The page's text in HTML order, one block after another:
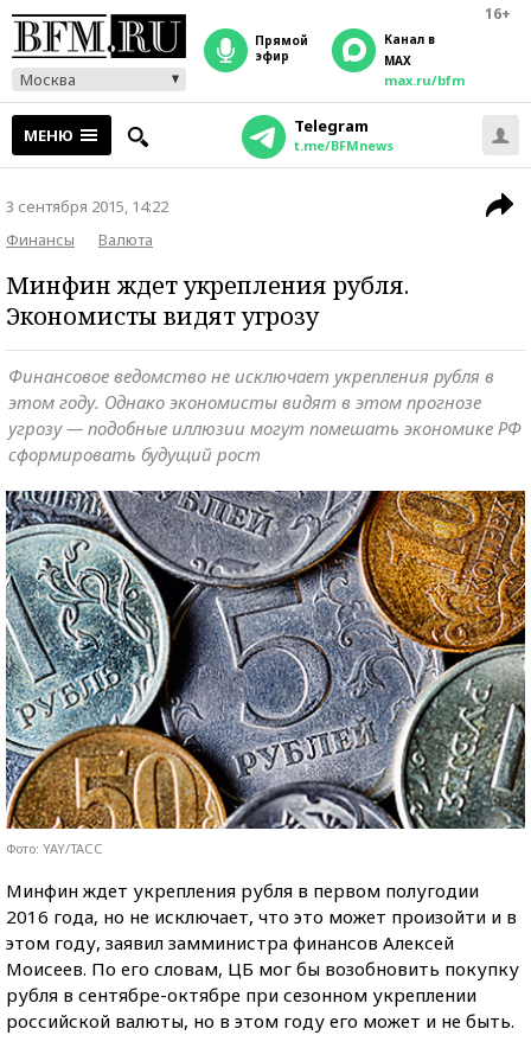
16+
Москва
прямой
эфир
Канал в
MAX
max.ru/bfm
МЕНЮ Telegram
t.me/BFMnews
3 сентября 2015, 14:22
Финансы
Валюта
Минфин ждет укрепления рубля.
Экономисты видят угрозу
Финансовое ведомство не исключает укрепления рубля в
этом году. Однако экономисты видят в этом прогнозе
угрозу — подобные иллюзии могут помешать экономике РФ
сформировать будущий рост
Фото: YAY/ТАСС
Минфин ждет укрепления рубля в первом полугодии
2016 года, но не исключает, что это может произойти и в
этом году, заявил замминистра финансов Алексей
Моисеев. По его словам, ЦБ мог бы возобновить покупку
рубля в сентябре-октябре при сезонном укреплении
российской валюты, но в этом году его может и не быть.